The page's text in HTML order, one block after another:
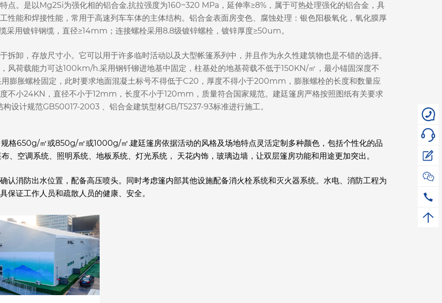
点。是以Mg2Si为强化相的铝合金,抗拉强度为160~320 MPa，延伸率≥8%，属于可热处理强化的铝合金，具
性能和焊接性能，常用于高速列车车体的主体结构。铝合金表面房变色、腐蚀处理：银色阳极氧化，氧化膜厚
采用镀锌钢缆，直径≥14mm；连接螺栓采用8.8级镀锌螺栓，镀锌厚度≥50um。
拆卸，存放尺寸小。它可以用于许多临时活动以及大型帐篷系列中，并且作为永久性建筑物也是不错的选择。
风荷载能力可达100km/h.采用钢钎铆进地基中固定，柱基处的地基荷载不低于150KN/㎡，最小锚固深度不
胀螺栓固定，此时要求地面混凝土标号不得低于C20，厚度不得小于200mm，膨胀螺栓的长度和数量应
不小24KN，直径不小于12mm，长度不小于120mm，质量符合国家规范。建廷篷房严格按照图纸有关要求
设计规范GB50017-2003 、铝合金建筑型材GB/T5237-93标准进行施工。
格650g/㎡或850g/㎡或1000g/㎡.建廷篷房依据活动的风格及场地特点灵活定制多种颜色，包括个性化的品
、空调系统、照明系统、地板系统、灯光系统， 天花内饰，玻璃边墙，让双层篷房功能和用途更加突出。
认消防出水位置，配备高压喷头。同时考虑篷内部其他设施配备消火栓系统和灭火器系统。水电、消防工程为
保证工作人员和疏散人员的健康、安全。